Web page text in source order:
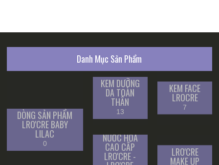
Danh Mục Sản Phẩm
DÒNG SẢN PHẨM
LRO'CRE BABY
LILAC
0
KEM DƯỠNG
DA TOÀN
THÂN
13
KEM FACE
LROCRE
7
NƯỚC HOA
CAO CẤP
LRO'CRE - LRO'CRE
MAKE UP